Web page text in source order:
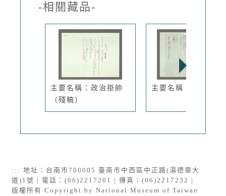
-相關藏品-
主要名稱：政治掛帥
（殘稿）
主要名稱：山中野味
::: 地址：台南市700005 臺南市中西區中正路(湯德章大
道)1號 | 電話：(06)2217201 | 傳真：(06)2217232 |
版權所有 Copyright by National Museum of Taiwan